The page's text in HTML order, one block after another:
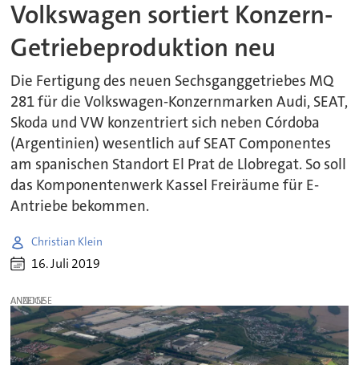
Volkswagen sortiert Konzern-
Getriebeproduktion neu
Die Fertigung des neuen Sechsganggetriebes MQ
281 für die Volkswagen-Konzernmarken Audi, SEAT,
Skoda und VW konzentriert sich neben Córdoba
(Argentinien) wesentlich auf SEAT Componentes
am spanischen Standort El Prat de Llobregat. So soll
das Komponentenwerk Kassel Freiräume für E-
Antriebe bekommen.
Christian Klein
16. Juli 2019
ANZEIGE